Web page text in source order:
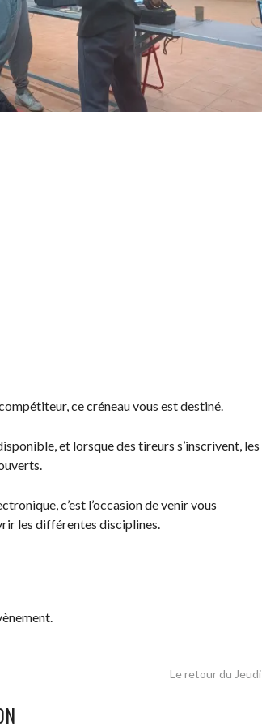
ce créneau vous est destiné.
et lorsque des tireurs s’inscrivent, les
c’est l’occasion de venir vous
les différentes disciplines.
Le retour du Jeudi